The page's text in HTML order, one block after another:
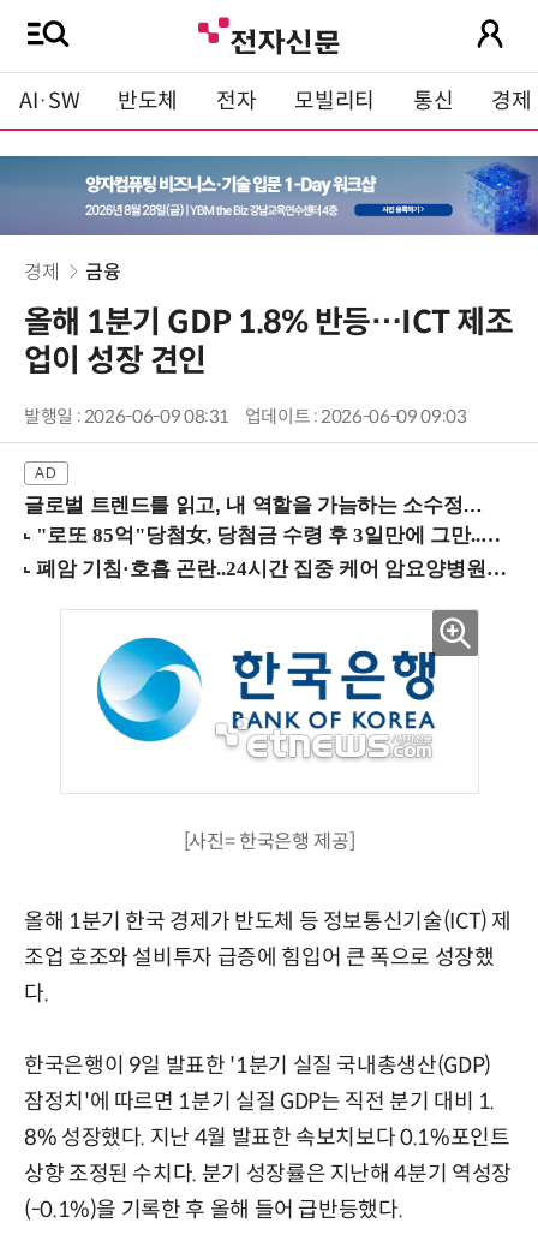
AI·SW 반도체 전자 모빌리티 통신 경제
경제 금융
올해 1분기 GDP 1.8% 반등…ICT 제조
업이 성장 견인
발행일 : 2026-06-09 08:31 업데이트 : 2026-06-09 09:03
글로벌 트렌드를 읽고, 내 역할을 가늠하는 소수정예 실습 워크숍 (8/28 신논현역)
[사진= 한국은행 제공]
올해 1분기 한국 경제가 반도체 등 정보통신기술(ICT) 제
조업 호조와 설비투자 급증에 힘입어 큰 폭으로 성장했
다.
한국은행이 9일 발표한 '1분기 실질 국내총생산(GDP)
잠정치'에 따르면 1분기 실질 GDP는 직전 분기 대비 1.
8% 성장했다. 지난 4월 발표한 속보치보다 0.1%포인트
상향 조정된 수치다. 분기 성장률은 지난해 4분기 역성장
(-0.1%)을 기록한 후 올해 들어 급반등했다.